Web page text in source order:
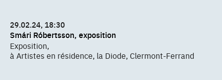
29.02.24, 18:30
Smári Róbertsson, exposition
Exposition,
à Artistes en résidence, la Diode, Clermont-Ferrand